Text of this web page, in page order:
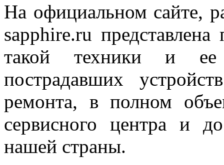
На официальном сайте,
sapphire.ru
такой техники и ее
пострадавших
ремонта, в полном
сервисного центра и
нашей страны.